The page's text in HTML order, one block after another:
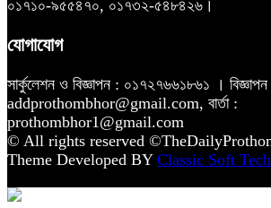
০১৭১০-৯৫৫৪৭০, ০১৭৩২-৫৪৮৪২৬।
যোগাযোগ
সার্কুলেশন ও বিজ্ঞাপন : ০১৭২৭৬৬১৮৬১ ।
addprothombhor@gmail.com, বার্তা :
prothombhor1@gmail.com
© All rights reserved
Theme Developed BY Classic Soft